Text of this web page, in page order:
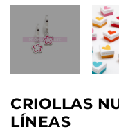
CRIOLLAS
LÍNEAS